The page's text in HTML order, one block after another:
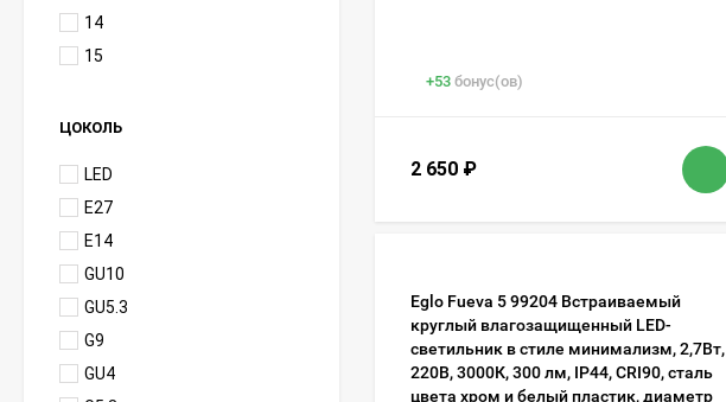
+53 бонус(ов)
2 650 ₽
Eglo Fueva 5 99204 Встраиваемый
круглый влагозащищенный LED-
светильник в стиле минимализм, 2,7Вт,
220В, 3000К, 300 лм, IP44, CRI90, сталь
цвета хром и белый пластик, диаметр
14
15
ЦОКОЛЬ
LED
E27
E14
GU10
GU5.3
G9
GU4